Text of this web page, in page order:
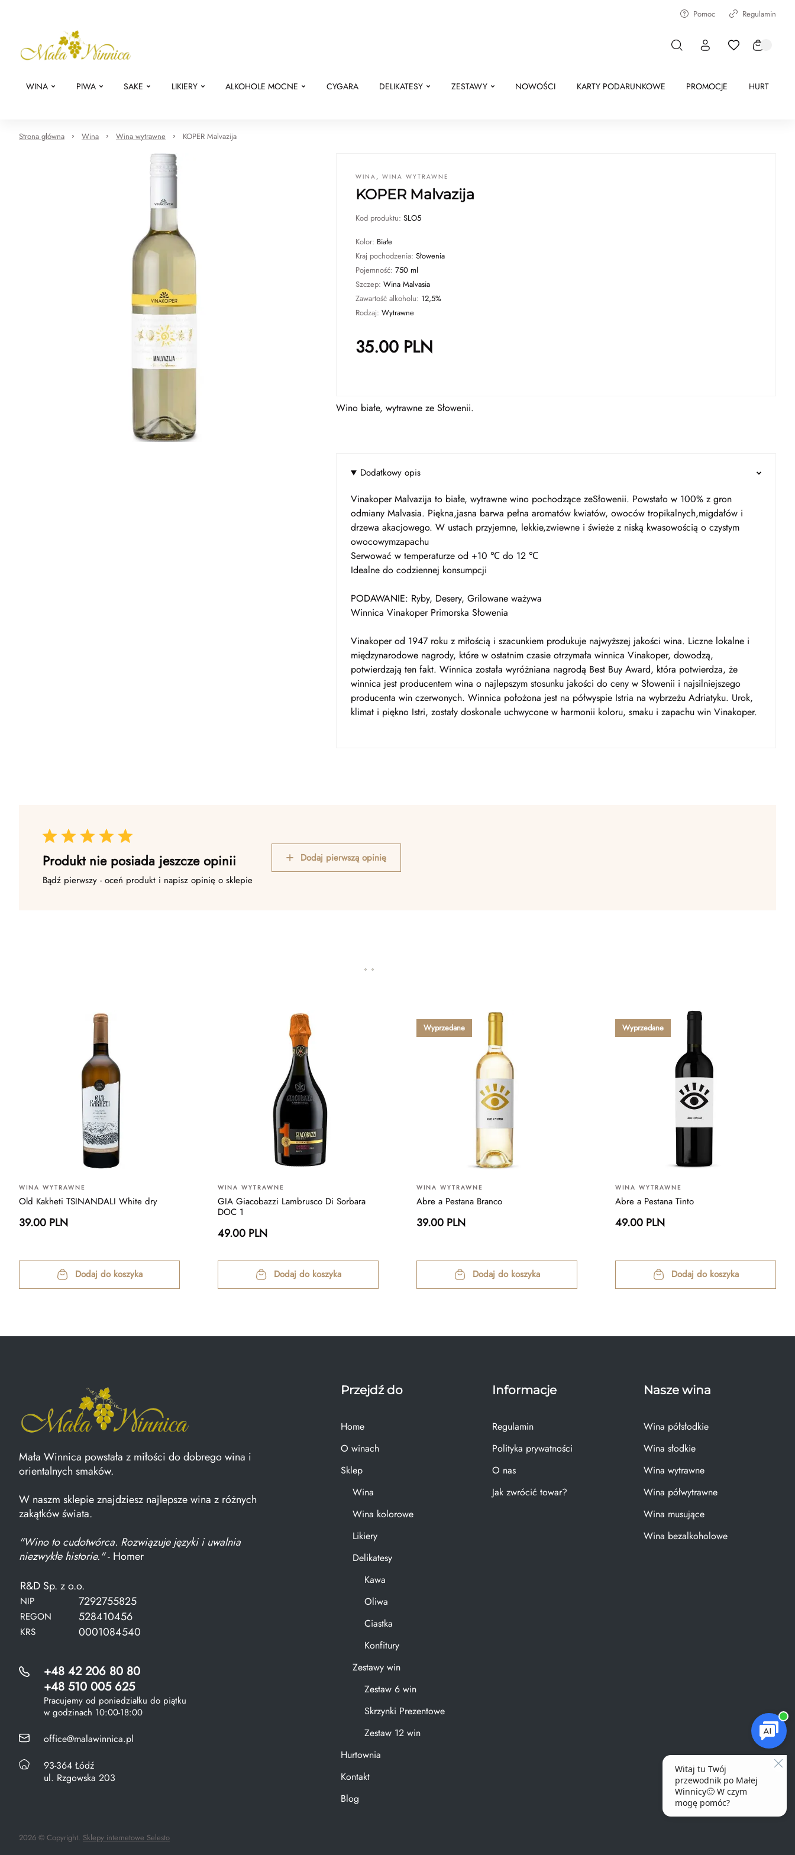
Pomoc Regulamin
WINA PIWA SAKE LIKIERY ALKOHOLE MOCNE CYGARA DELIKATESY ZESTAWY NOWOŚCI KARTY PODARUNKOWE PROMOCJE HURT
Strona główna Wina Wina wytrawne KOPER Malvazija
WINA , WINA WYTRAWNE
KOPER Malvazija
Kod produktu: SLO5
Kolor: Białe
Kraj pochodzenia: Słowenia
Pojemność: 750 ml
Szczep: Wina Malvasia
Zawartość alkoholu: 12,5%
Rodzaj: Wytrawne
35.00 PLN
Wino białe, wytrawne ze Słowenii.
Dodatkowy opis
Vinakoper Malvazija to białe, wytrawne wino pochodzące zeSłowenii. Powstało w 100% z gron
odmiany Malvasia. Piękna,jasna barwa pełna aromatów kwiatów, owoców tropikalnych,migdałów i
drzewa akacjowego. W ustach przyjemne, lekkie,zwiewne i świeże z niską kwasowością o czystym
owocowymzapachu
Serwować w temperaturze od +10 ℃ do 12 ℃
Idealne do codziennej konsumpcji
PODAWANIE: Ryby, Desery, Grilowane ważywa
Winnica Vinakoper Primorska Słowenia
Vinakoper od 1947 roku z miłością i szacunkiem produkuje najwyższej jakości wina. Liczne lokalne i
międzynarodowe nagrody, które w ostatnim czasie otrzymała winnica Vinakoper, dowodzą,
potwierdzają ten fakt. Winnica została wyróżniana nagrodą Best Buy Award, która potwierdza, że
winnica jest producentem wina o najlepszym stosunku jakości do ceny w Słowenii i najsilniejszego
producenta win czerwonych. Winnica położona jest na półwyspie Istria na wybrzeżu Adriatyku. Urok,
klimat i piękno Istri, zostały doskonale uchwycone w harmonii koloru, smaku i zapachu win Vinakoper.
Produkt nie posiada jeszcze opinii
Bądź pierwszy - oceń produkt i napisz opinię o sklepie
Dodaj pierwszą opinię
WINA WYTRAWNE
Old Kakheti TSINANDALI White dry
39.00 PLN
Dodaj do koszyka
WINA WYTRAWNE
GIA Giacobazzi Lambrusco Di Sorbara
DOC 1
49.00 PLN
Dodaj do koszyka
Wyprzedane
WINA WYTRAWNE
Abre a Pestana Branco
39.00 PLN
Dodaj do koszyka
Wyprzedane
WINA WYTRAWNE
Abre a Pestana Tinto
49.00 PLN
Dodaj do koszyka
Mała Winnica powstała z miłości do dobrego wina i
orientalnych smaków.
W naszm sklepie znajdziesz najlepsze wina z różnych
zakątków świata.
"Wino to cudotwórca. Rozwiązuje języki i uwalnia
niezwykłe historie."- Homer
R&D Sp. z o.o.
NIP 7292755825
REGON 528410456
KRS 0001084540
+48 42 206 80 80
+48 510 005 625
Pracujemy od poniedziałku do piątku
w godzinach 10:00-18:00
office@malawinnica.pl
93-364 Łódź
ul. Rzgowska 203
Przejdź do
Home
O winach
Sklep
Wina
Wina kolorowe
Likiery
Delikatesy
Kawa
Oliwa
Ciastka
Konfitury
Zestawy win
Zestaw 6 win
Skrzynki Prezentowe
Zestaw 12 win
Hurtownia
Kontakt
Blog
Informacje
Regulamin
Polityka prywatności
O nas
Jak zwrócić towar?
Nasze wina
Wina półsłodkie
Wina słodkie
Wina wytrawne
Wina półwytrawne
Wina musujące
Wina bezalkoholowe
2026 © Copyright. Sklepy internetowe Selesto